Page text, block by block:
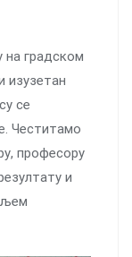
на градском
изузетан
се
Честитамо
професору
и